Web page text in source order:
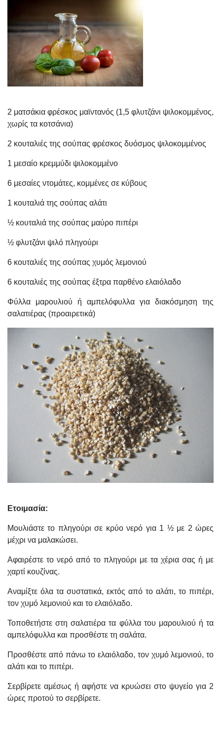
2 ματσάκια φρέσκος μαϊντανός (1,5 φλυτζάνι ψιλοκομμένος,
χωρίς τα κοτσάνια)
2 κουταλιές της σούπας φρέσκος δυόσμος ψιλοκομμένος
1 μεσαίο κρεμμύδι ψιλοκομμένο
6 μεσαίες ντομάτες, κομμένες σε κύβους
1 κουταλιά της σούπας αλάτι
½ κουταλιά της σούπας μαύρο πιπέρι
½ φλυτζάνι ψιλό πληγούρι
6 κουταλιές της σούπας χυμός λεμονιού
6 κουταλιές της σούπας έξτρα παρθένο ελαιόλαδο
Φύλλα μαρουλιού ή αμπελόφυλλα για διακόσμηση της
σαλατιέρας (προαιρετικά)
Ετοιμασία:
Μουλιάστε το πληγούρι σε κρύο νερό για 1 ½ με 2 ώρες
μέχρι να μαλακώσει.
Αφαιρέστε το νερό από το πληγούρι με τα χέρια σας ή με
χαρτί κουζίνας.
Αναμίξτε όλα τα συστατικά, εκτός από το αλάτι, το πιπέρι,
τον χυμό λεμονιού και το ελαιόλαδο.
Τοποθετήστε στη σαλατιέρα τα φύλλα του μαρουλιού ή τα
αμπελόφυλλα και προσθέστε τη σαλάτα.
Προσθέστε από πάνω το ελαιόλαδο, τον χυμό λεμονιού, το
αλάτι και το πιπέρι.
Σερβίρετε αμέσως ή αφήστε να κρυώσει στο ψυγείο για 2
ώρες προτού το σερβίρετε.